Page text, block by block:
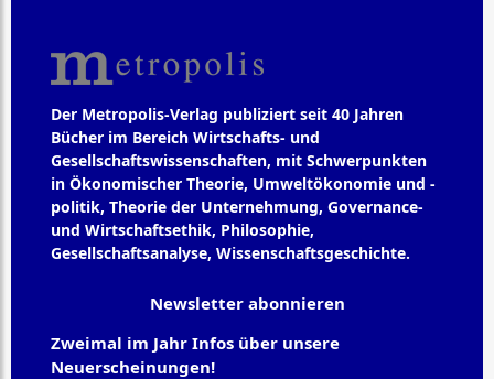
Der Metropolis-Verlag publiziert seit 40 Jahren
Bücher im Bereich Wirtschafts- und
Gesellschaftswissenschaften, mit Schwerpunkten
in Ökonomischer Theorie, Umweltökonomie und -
politik, Theorie der Unternehmung, Governance-
und Wirtschaftsethik, Philosophie,
Gesellschaftsanalyse, Wissenschaftsgeschichte.
Newsletter abonnieren
Zweimal im Jahr Infos über unsere
Neuerscheinungen!